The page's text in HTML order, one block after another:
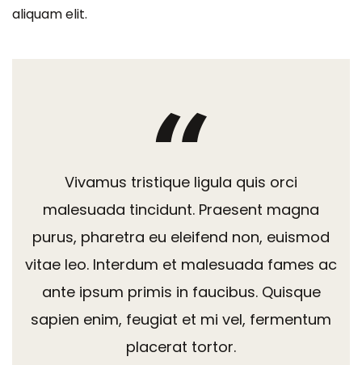
aliquam elit.
Vivamus tristique ligula quis orci
malesuada tincidunt. Praesent magna
purus, pharetra eu eleifend non, euismod
vitae leo. Interdum et malesuada fames ac
ante ipsum primis in faucibus. Quisque
sapien enim, feugiat et mi vel, fermentum
placerat tortor.